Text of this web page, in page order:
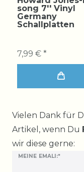
song 7'' Vinyl
Germany
Schallplatten
7,99 € *
Vielen Dank für
Artikel, wenn Du
wir diese gerne:
MEINE EMALI:*